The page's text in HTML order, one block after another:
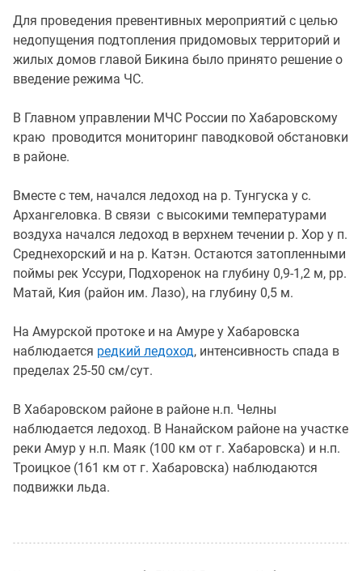
Для проведения превентивных мероприятий с целью
недопущения подтопления придомовых территорий и
жилых домов главой Бикина было принято решение о
введение режима ЧС.
В Главном управлении МЧС России по Хабаровскому
краю проводится мониторинг паводковой обстановки
в районе.
Вместе с тем, начался ледоход на р. Тунгуска у с.
Архангеловка. В связи с высокими температурами
воздуха начался ледоход в верхнем течении р. Хор у п.
Среднехорский и на р. Катэн. Остаются затопленными
поймы рек Уссури, Подхоренок на глубину 0,9-1,2 м, рр.
Матай, Кия (район им. Лазо), на глубину 0,5 м.
На Амурской протоке и на Амуре у Хабаровска
наблюдается редкий ледоход, интенсивность спада в
пределах 25-50 см/сут.
В Хабаровском районе в районе н.п. Челны
наблюдается ледоход. В Нанайском районе на участке
реки Амур у н.п. Маяк (100 км от г. Хабаровска) и н.п.
Троицкое (161 км от г. Хабаровска) наблюдаются
подвижки льда.